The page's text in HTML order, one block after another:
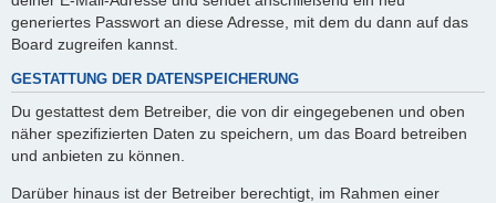
generiertes Passwort an diese Adresse, mit dem du dann auf das
Board zugreifen kannst.
GESTATTUNG DER DATENSPEICHERUNG
Du gestattest dem Betreiber, die von dir eingegebenen und oben
näher spezifizierten Daten zu speichern, um das Board betreiben
und anbieten zu können.
Darüber hinaus ist der Betreiber berechtigt, im Rahmen einer